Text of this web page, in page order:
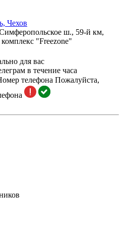
Чехов
ш., 59-й км,
"Freezone"
для вас
в течение часа
телефона Пожалуйста,